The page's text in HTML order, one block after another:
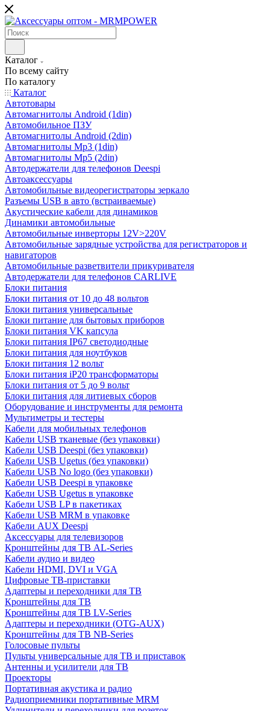
Каталог
По всему сайту
По каталогу
Каталог
Автотовары
Автомагнитолы Android (1din)
Автомобильное ПЗУ
Автомагнитолы Android (2din)
Автомагнитолы Mp3 (1din)
Автомагнитолы Mp5 (2din)
Автодержатели для телефонов Deespi
Автоаксессуары
Автомобильные видеорегистраторы зеркало
Разъемы USB в авто (встраиваемые)
Акустические кабели для динамиков
Динамики автомобильные
Автомобильные инверторы 12V>220V
Автомобильные зарядные устройства для регистраторов и
навигаторов
Автомобильные разветвители прикуривателя
Автодержатели для телефонов CARLIVE
Блоки питания
Блоки питания от 10 до 48 вольтов
Блоки питания универсальные
Блоки питание для бытовых приборов
Блоки питания VK капсула
Блоки питания IP67 светодиодные
Блоки питания для ноутбуков
Блоки питания 12 вольт
Блоки питания iP20 трансформаторы
Блоки питания от 5 до 9 вольт
Блоки питания для литиевых сборов
Оборудование и инструменты для ремонта
Мультиметры и тестеры
Кабели для мобильных телефонов
Кабели USB тканевые (без упаковки)
Кабели USB Deespi (без упаковки)
Кабели USB Ugetus (без упаковки)
Кабели USB No logo (без упаковки)
Кабели USB Deespi в упаковке
Кабели USB Ugetus в упаковке
Кабели USB LP в пакетиках
Кабели USB MRM в упаковке
Кабели AUX Deespi
Аксессуары для телевизоров
Кронштейны для ТВ AL-Series
Кабели аудио и видео
Кабели HDMI, DVI и VGA
Цифровые ТВ-приставки
Адаптеры и переходники для ТВ
Кронштейны для ТВ
Кронштейны для ТВ LV-Series
Адаптеры и переходники (OTG-AUX)
Кронштейны для ТВ NB-Series
Голосовые пульты
Пульты универсальные для ТВ и приставок
Антенны и усилители для ТВ
Проекторы
Портативная акустика и радио
Радиоприемники портативные MRM